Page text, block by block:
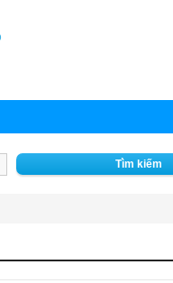
Tìm kiếm